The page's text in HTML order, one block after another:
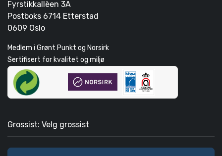
Fyrstikkallèen 3A
Postboks 6714 Etterstad
0609 Oslo
Medlem i Grønt Punkt og Norsirk
Sertifisert for kvalitet og miljø
Grossist: Velg grossist